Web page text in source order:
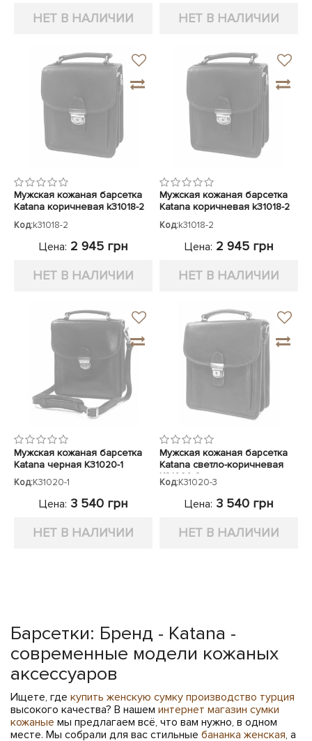
НЕТ В НАЛИЧИИ
НЕТ В НАЛИЧИИ
Мужская кожаная барсетка
Katana коричневая k31018-2
Код:k31018-2
Цена: 2 945 грн
НЕТ В НАЛИЧИИ
Мужская кожаная барсетка
Katana коричневая k31018-2
Код:k31018-2
Цена: 2 945 грн
НЕТ В НАЛИЧИИ
Мужская кожаная барсетка
Katana черная K31020-1
Код:K31020-1
Цена: 3 540 грн
НЕТ В НАЛИЧИИ
Мужская кожаная барсетка
Katana светло-коричневая
K31020-3
Код:K31020-3
Цена: 3 540 грн
НЕТ В НАЛИЧИИ
Барсетки: Бренд - Katana -
современные модели кожаных
аксессуаров
Ищете, где купить женскую сумку производство турция
высокого качества? В нашем интернет магазин сумки
кожаные мы предлагаем всё, что вам нужно, в одном
месте. Мы собрали для вас стильные бананка женская, а